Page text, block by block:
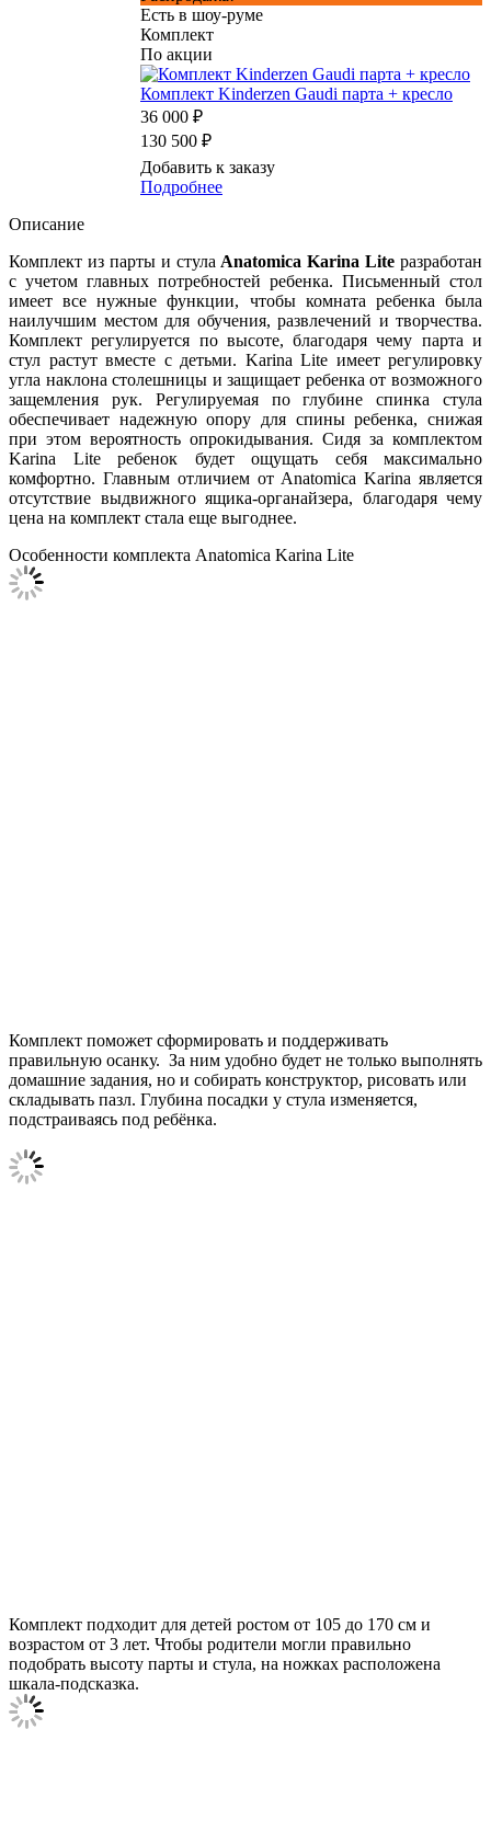
Есть в шоу-руме
Комплект
По акции
Комплект Kinderzen Gaudi парта + кресло
36 000 ₽
130 500 ₽
Добавить к заказу
Подробнее
Описание
Комплект из парты и стула Anatomica Karina Lite разработан
с учетом главных потребностей ребенка. Письменный стол
имеет все нужные функции, чтобы комната ребенка была
наилучшим местом для обучения, развлечений и творчества.
Комплект регулируется по высоте, благодаря чему парта и
стул растут вместе с детьми. Karina Lite имеет регулировку
угла наклона столешницы и защищает ребенка от возможного
защемления рук. Регулируемая по глубине спинка стула
обеспечивает надежную опору для спины ребенка, снижая
при этом вероятность опрокидывания. Сидя за комплектом
Karina Lite ребенок будет ощущать себя максимально
комфортно. Главным отличием от Anatomica Karina является
отсутствие выдвижного ящика-органайзера, благодаря чему
цена на комплект стала еще выгоднее.
Особенности комплекта Anatomica Karina Lite
Комплект поможет сформировать и поддерживать
правильную осанку. За ним удобно будет не только выполнять
домашние задания, но и собирать конструктор, рисовать или
складывать пазл. Глубина посадки у стула изменяется,
подстраиваясь под ребёнка.
Комплект подходит для детей ростом от 105 до 170 см и
возрастом от 3 лет. Чтобы родители могли правильно
подобрать высоту парты и стула, на ножках расположена
шкала-подсказка.